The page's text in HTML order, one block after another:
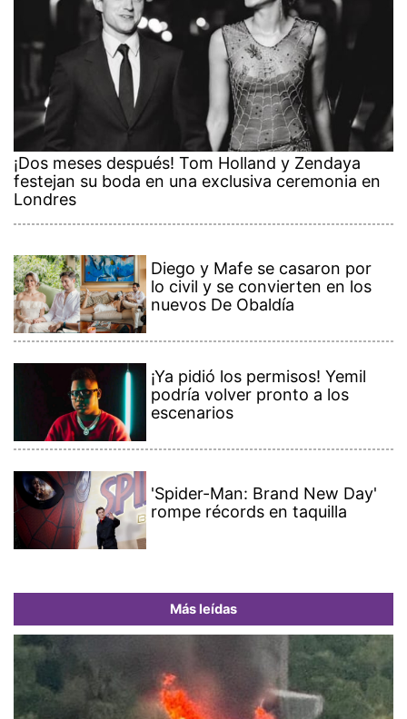
¡Dos meses después! Tom Holland y Zendaya
festejan su boda en una exclusiva ceremonia en
Londres
Diego y Mafe se casaron por
lo civil y se convierten en los
nuevos De Obaldía
¡Ya pidió los permisos! Yemil
podría volver pronto a los
escenarios
'Spider-Man: Brand New Day'
rompe récords en taquilla
Más leídas